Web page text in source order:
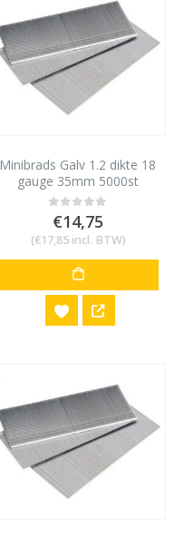
Minibrads Galv 1.2 dikte 18
gauge 35mm 5000st
0out of 5
€14,75
(€17,85incl. BTW)